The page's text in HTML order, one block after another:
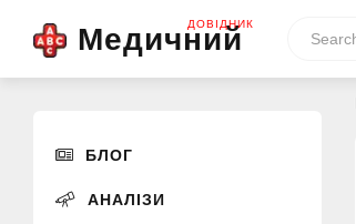
Медичний
ДОВІДНИК
БЛОГ
АНАЛІЗИ